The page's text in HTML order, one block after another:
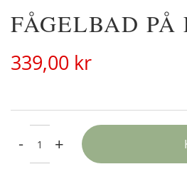
Alchymist
Från179,00 kr
FÅGELBAD PÅ
339,00 kr
- +
Hoppa
till
av
bildgalleriet